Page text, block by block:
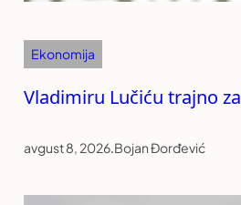
Ekonomija
Vladimiru Lučiću trajno
avgust 8, 2026.Bojan Đorđević